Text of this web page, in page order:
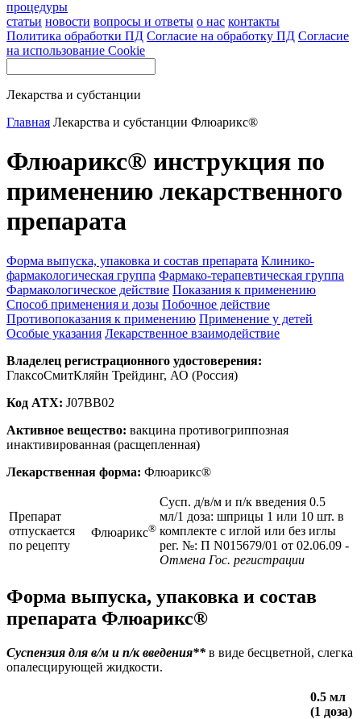
процедуры
статьи новости вопросы и ответы о нас контакты
Политика обработки ПД Согласие на обработку ПД Согласие
на использование Cookie
Лекарства и субстанции
Главная Лекарства и субстанции Флюарикс®
Флюарикс® инструкция по
применению лекарственного
препарата
Форма выпуска, упаковка и состав препарата Клинико-
фармакологическая группа Фармако-терапевтическая группа
Фармакологическое действие Показания к применению
Способ применения и дозы Побочное действие
Противопоказания к применению Применение у детей
Особые указания Лекарственное взаимодействие
Владелец регистрационного удостоверения:
ГлаксоСмитКляйн Трейдинг, АО (Россия)
Код ATX: J07BB02
Активное вещество: вакцина противогриппозная
инактивированная (расщепленная)
Лекарственная форма: Флюарикс®
Препарат
отпускается
по рецепту
Флюарикс®
Сусп. д/в/м и п/к введения 0.5
мл/1 доза: шприцы 1 или 10 шт. в
комплекте с иглой или без иглы
рег. №: П N015679/01 от 02.06.09 -
Отмена Гос. регистрации
Форма выпуска, упаковка и состав
препарата Флюарикс®
Суспензия для в/м и п/к введения** в виде бесцветной, слегка
опалесцирующей жидкости.
0.5 мл
(1 доза)